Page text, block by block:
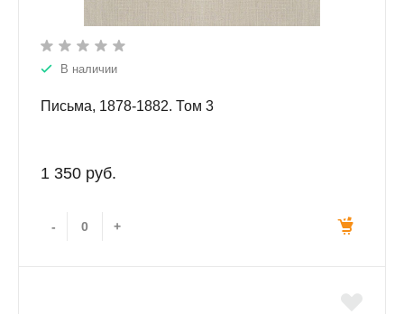
В наличии
Письма, 1878-1882. Том 3
1 350 руб.
- +